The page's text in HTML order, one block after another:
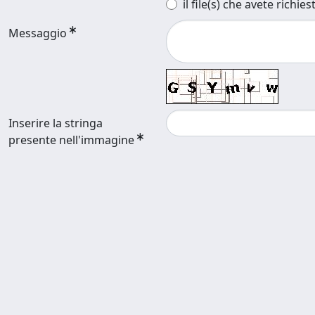
il file(s) che avete
Messaggio
Inserire la stringa
presente nell'immagine